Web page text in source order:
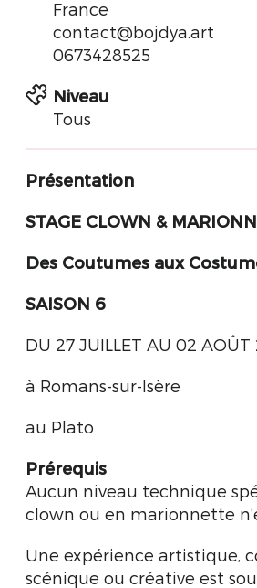
France
contact@bojdya.art
0673428525
Niveau
Tous
Présentation
STAGE CLOWN &
Des Coutumes aux
SAISON 6
DU 27 JUILLET AU 02 AOÛT
à Romans-sur-Isère
au Plato
Prérequis
Aucun niveau technique
clown ou en marionnette
Une expérience artistique,
scénique ou créative est